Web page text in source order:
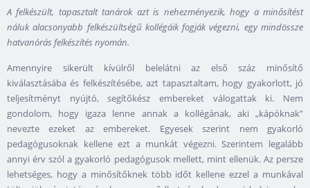
A felkészült, tapasztalt tanárok azt is nehezményezik, hogy a minősítést
náluk alacsonyabb felkészültségű kollégáik fogják végezni, egy mindössze
hatvanórás felkészítés nyomán.
Amennyire sikerült kívülről belelátni az első száz minősítő
kiválasztásába és felkészítésébe, azt tapasztaltam, hogy gyakorlott, jó
teljesítményt nyújtó, segítőkész embereket válogattak ki. Nem
gondolom, hogy igaza lenne annak a kollégának, aki „kápóknak”
nevezte ezeket az embereket. Egyesek szerint nem gyakorló
pedagógusoknak kellene ezt a munkát végezni. Szerintem legalább
annyi érv szól a gyakorló pedagógusok mellett, mint ellenük. Az persze
lehetséges, hogy a minősítőknek több időt kellene ezzel a munkával